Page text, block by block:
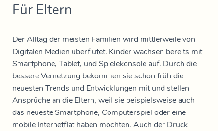
Für Eltern
Der Alltag der meisten Familien wird mittlerweile von
Digitalen Medien überflutet. Kinder wachsen bereits mit
Smartphone, Tablet, und Spielekonsole auf. Durch die
bessere Vernetzung bekommen sie schon früh die
neuesten Trends und Entwicklungen mit und stellen
Ansprüche an die Eltern, weil sie beispielsweise auch
das neueste Smartphone, Computerspiel oder eine
mobile Internetflat haben möchten. Auch der Druck